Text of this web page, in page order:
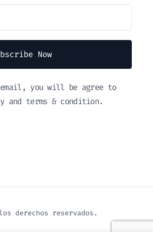
Now
you will be agree to
and terms & condition.
derechos reservados.